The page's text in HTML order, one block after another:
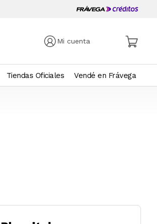
Mi cuenta
Tiendas Oficiales Vendé en Frávega